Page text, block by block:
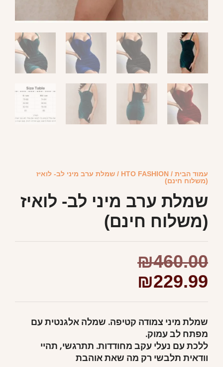
עמוד הבית /
HTO FASHION / שמלת ערב מיני לב- לואיז
(משלוח חינם)
שמלת ערב מיני לב- לואיז
(משלוח חינם)
₪460.00
₪229.99
שמלת מיני צמודה קטיפה. שמלה אלגנטית עם
מפתח לב עמוק.
ללכת עם נעלי עקב מחודדות. תתרגשי, תהיי
וודאית תלבשי רק מה שאת אוהבת